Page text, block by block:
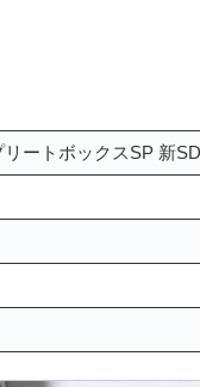
リートボックスSP 新